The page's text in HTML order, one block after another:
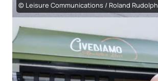
© Leisure Communications / Roland Rudolph